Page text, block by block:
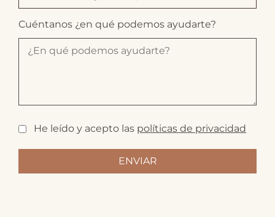
Cuéntanos ¿en qué podemos ayudarte?
He leído y acepto las políticas de privacidad